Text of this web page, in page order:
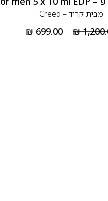
מבית קריד – Creed
₪
₪ 699.00